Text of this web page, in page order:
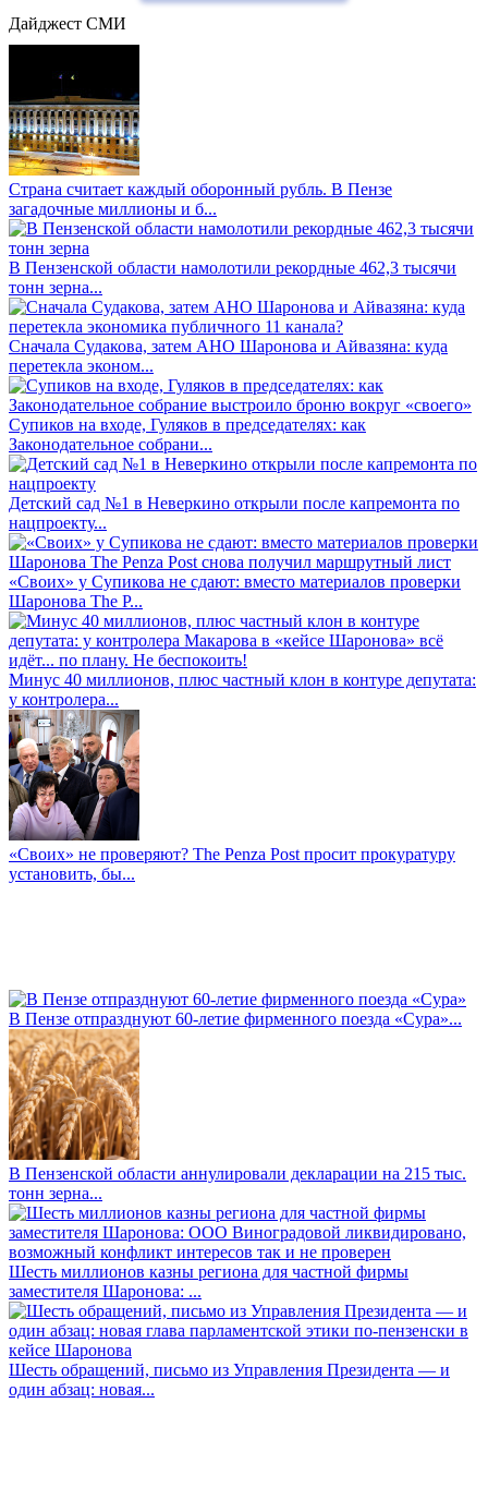
Дайджест СМИ
Страна считает каждый оборонный рубль. В Пензе
загадочные миллионы и б...
В Пензенской области намолотили рекордные 462,3 тысячи
тонн зерна...
Сначала Судакова, затем АНО Шаронова и Айвазяна: куда
перетекла эконом...
Супиков на входе, Гуляков в председателях: как
Законодательное собрани...
Детский сад №1 в Неверкино открыли после капремонта по
нацпроекту...
«Своих» у Супикова не сдают: вместо материалов проверки
Шаронова The P...
Минус 40 миллионов, плюс частный клон в контуре депутата:
у контролера...
«Своих» не проверяют? The Penza Post просит прокуратуру
установить, бы...
В Пензе отпразднуют 60-летие фирменного поезда «Сура»...
В Пензенской области аннулировали декларации на 215 тыс.
тонн зерна...
Шесть миллионов казны региона для частной фирмы
заместителя Шаронова: ...
Шесть обращений, письмо из Управления Президента — и
один абзац: новая...